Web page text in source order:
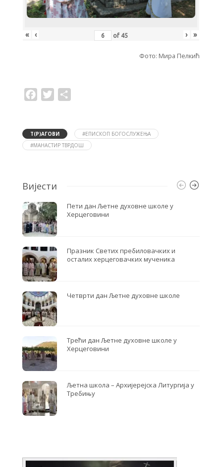
« ‹ of 45 › »
Фото: Мира Пелкић
a
o
o
k
T
w
e
r
Т(Р)АГОВИ
#ЕПИСКОП БОГОСЛУЖЕЊА
#МАНАСТИР ТВРДОШ
Вијести
Пети дан Љетне духовне школе у
Херцеговини
Празник Светих пребиловачких и
осталих херцеговачких мученика
Четврти дан Љетне духовне школе
Трећи дан Љетне духовне школе у
Херцеговини
Љетна школа – Архијерејска Литургија у
Требињу